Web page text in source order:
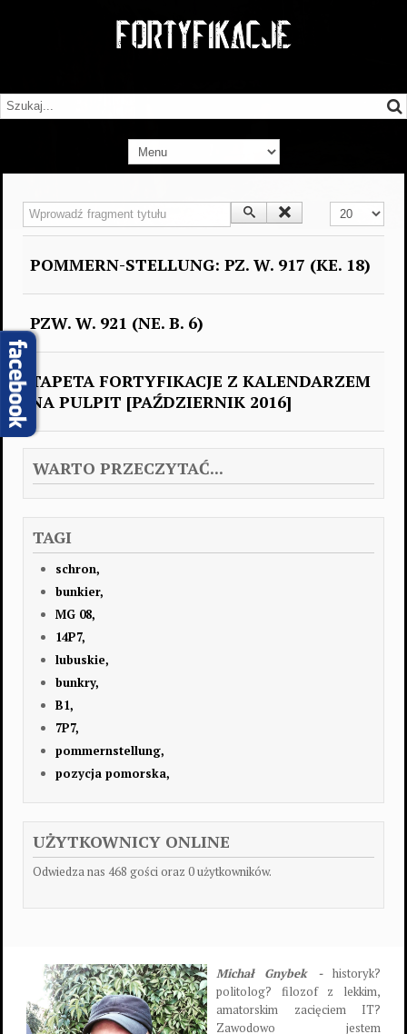
Wprowadź fragment tytułu Pokaż #
POMMERN-STELLUNG: PZ. W. 917 (KE. 18)
PZW. W. 921 (NE. B. 6)
TAPETA FORTYFIKACJE Z KALENDARZEM
NA PULPIT [PAŹDZIERNIK 2016]
WARTO PRZECZYTAĆ...
TAGI
schron,
bunkier,
MG 08,
14P7,
lubuskie,
bunkry,
B1,
7P7,
pommernstellung,
pozycja pomorska,
UŻYTKOWNICY ONLINE
Odwiedza nas 468 gości oraz 0 użytkowników.
Michał Gnybek - historyk?
politolog? filozof z lekkim,
amatorskim zacięciem IT?
Zawodowo jestem